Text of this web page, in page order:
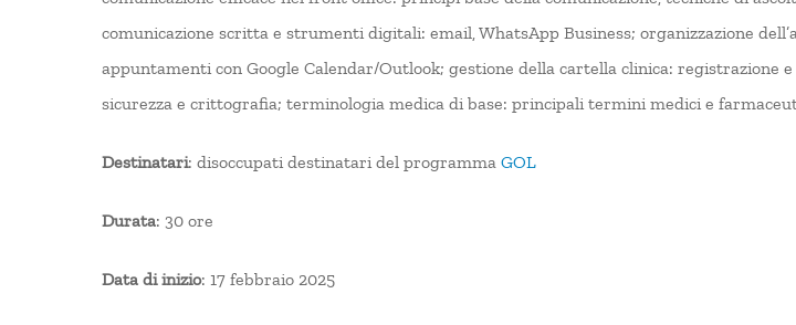
comunicazione scritta e strumenti digitali: email, WhatsApp Business; organizzazione
appuntamenti con Google Calendar/Outlook; gestione della cartella clinica:
sicurezza e crittografia; terminologia medica di base: principali termini medici e
Destinatari: disoccupati destinatari del programma GOL
Durata: 30 ore
Data di inizio: 17 febbraio 2025